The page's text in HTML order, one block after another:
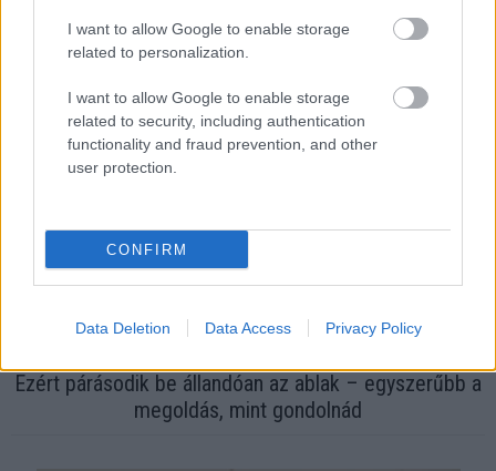
I want to allow Google to enable storage
related to personalization.
I want to allow Google to enable storage
related to security, including authentication
functionality and fraud prevention, and other
user protection.
CONFIRM
Data Deletion Data Access Privacy Policy
Orvos figyelmeztet: ezt az apró reggeli tünetet ne
Ezért párásodik be állandóan az ablak – egyszerűbb a
megoldás, mint gondolnád